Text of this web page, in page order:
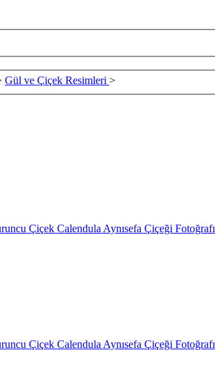
Gül ve Çiçek Resimleri >
Çiçek Calendula Aynısefa Çiçeği Fotoğrafı
Çiçek Calendula Aynısefa Çiçeği Fotoğrafı